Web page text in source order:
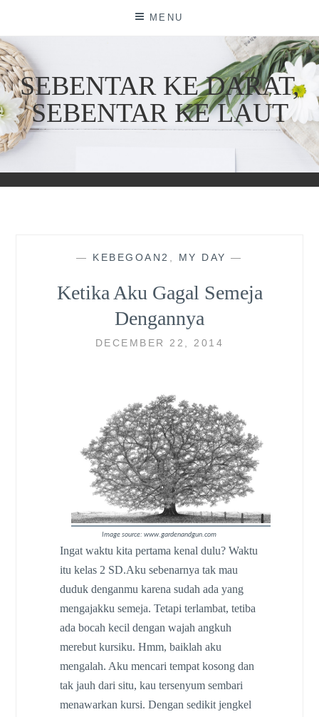
content
MENU
SEBENTAR KE DARAT,
SEBENTAR KE LAUT
— KEBEGOAN2 MY DAY —
Ketika Aku Gagal Semeja
Dengannya
DECEMBER 22, 2014
Image source: www.gardenandgun.com
Ingat waktu kita pertama kenal dulu? Waktu
itu kelas 2 SD.Aku sebenarnya tak mau
duduk denganmu karena sudah ada yang
mengajakku semeja. Tetapi terlambat, tetiba
ada bocah kecil dengan wajah angkuh
merebut kursiku. Hmm, baiklah aku
mengalah. Aku mencari tempat kosong dan
tak jauh dari situ, kau tersenyum sembari
menawarkan kursi. Dengan sedikit jengkel